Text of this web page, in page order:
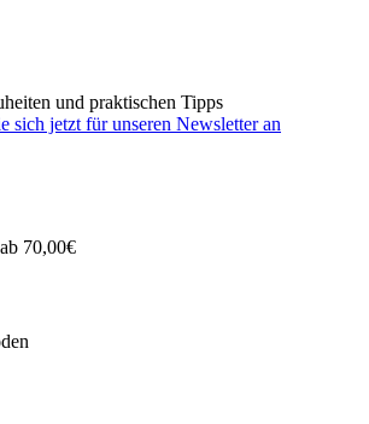
und praktischen Tipps
sich jetzt für unseren Newsletter an
70,00€